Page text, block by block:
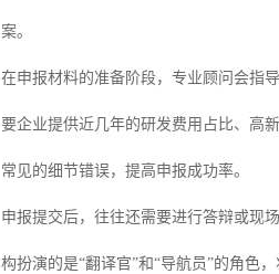
案。
在申报材料的准备阶段，专业顾问会指
要企业提供近几年的研发费用占比、高
常见的细节错误，提高申报成功率。
申报提交后，往往还需要进行答辩或现
构扮演的是“翻译官”和“导航员”的角色